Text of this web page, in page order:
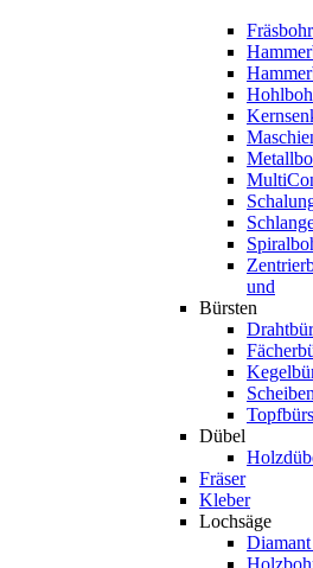
und
Bürsten
Dübel
Fräser
Kleber
Lochsäge